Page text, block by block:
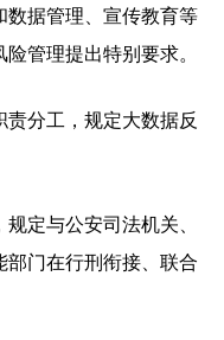
数据管理、宣传教育等
管理提出特别要求。
分工，规定大数据反
定与公安司法机关、
门在行刑衔接、联合